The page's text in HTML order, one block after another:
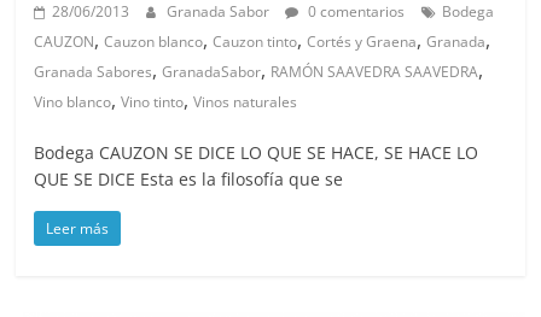
28/06/2013 Granada Sabor 0 comentarios
Bodega
CAUZON,Cauzon blanco,Cauzon tinto,Cortés y Graena,Granada,
Granada Sabores,GranadaSabor, RAMÓN SAAVEDRA SAAVEDRA,
Vino blanco,Vino tinto,Vinos naturales
Bodega CAUZON SE DICE LO QUE SE HACE, SE HACE LO
QUE SE DICE Esta es la filosofía que se
Leer más